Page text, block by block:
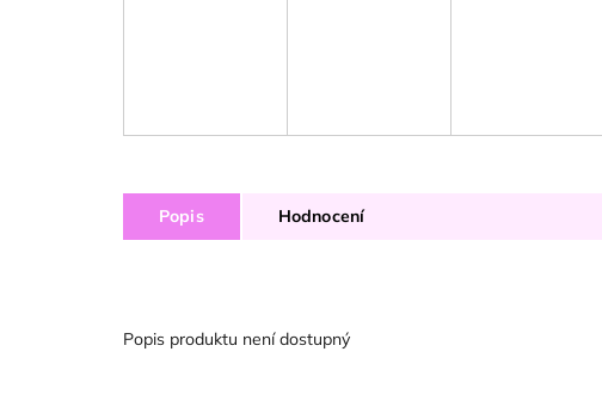
Popis Hodnocení
Popis produktu není dostupný